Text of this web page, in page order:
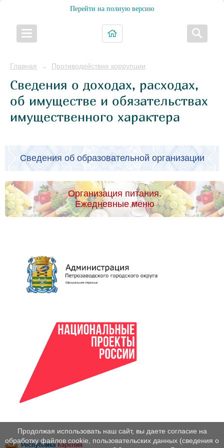
Перейти на полную версию
Главная → Противодействие коррупции
Сведения о доходах, расходах,
об имуществе и обязательствах
имущественного характера
Сведения об образовательной организации
Организация питания.
Ежедневные меню
Продолжая использовать наш сайт, вы даете согласие на
обработку файлов cookie, пользовательских данных (сведения о